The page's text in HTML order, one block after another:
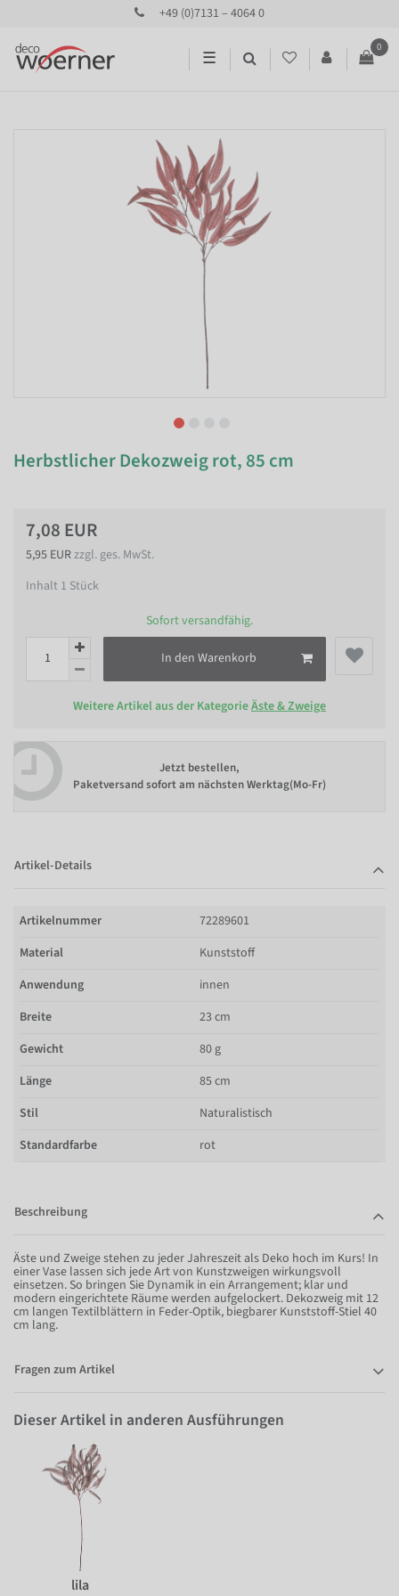
+49 (0)7131 – 4064 0
☰
0
Herbstlicher Dekozweig rot, 85 cm
7,08 EUR
5,95 EURzzgl. ges. MwSt.
Inhalt 1 Stück
Sofort versandfähig.
In den Warenkorb
Weitere Artikel aus der KategorieÄste & Zweige
Jetzt bestellen,
Paketversand sofort am nächsten Werktag(Mo-Fr)
Artikel-Details
Artikelnummer
72289601
Material
Kunststoff
Anwendung
innen
Breite
23 cm
Gewicht
80 g
Länge
85 cm
Stil
Naturalistisch
Standardfarbe
rot
Beschreibung
Äste und Zweige stehen zu jeder Jahreszeit als Deko hoch im Kurs! In
einer Vase lassen sich jede Art von Kunstzweigen wirkungsvoll
einsetzen. So bringen Sie Dynamik in ein Arrangement; klar und
modern eingerichtete Räume werden aufgelockert. Dekozweig mit 12
cm langen Textilblättern in Feder-Optik, biegbarer Kunststoff-Stiel 40
cm lang.
Fragen zum Artikel
Dieser Artikel in anderen Ausführungen
lila